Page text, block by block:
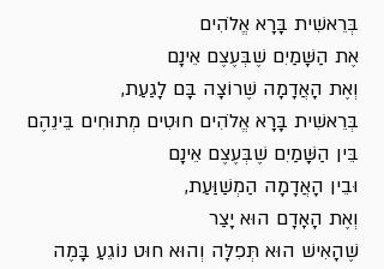
בְּרֵאשִׁית בָּרָא אֱלֹהִים
אֶת הַשָּׁמַיִם שֶׁבְּעֶצֶם אֵינָם
וְאֶת הָאֲדָמָה שֶׁרוֹצָה בָּם לָגַעַת,
בְּרֵאשִׁית בָּרָא אֱלֹהִים חוּטִים מְתוּחִים בֵּינֵהֶם
בֵּין הַשָּׁמַיִם שֶׁבְּעֶצֶם אֵינָם
וּבֵין הָאֲדָמָה הַמְשַׁוַּעַת,
וְאֶת הָאָדָם הוּא יָצַר
שֶׁהָאִישׁ הוּא תְּפִלָּה וְהוּא חוּט נוֹגֵעַ בָּמֶה